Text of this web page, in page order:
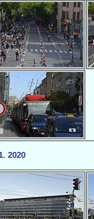
2020